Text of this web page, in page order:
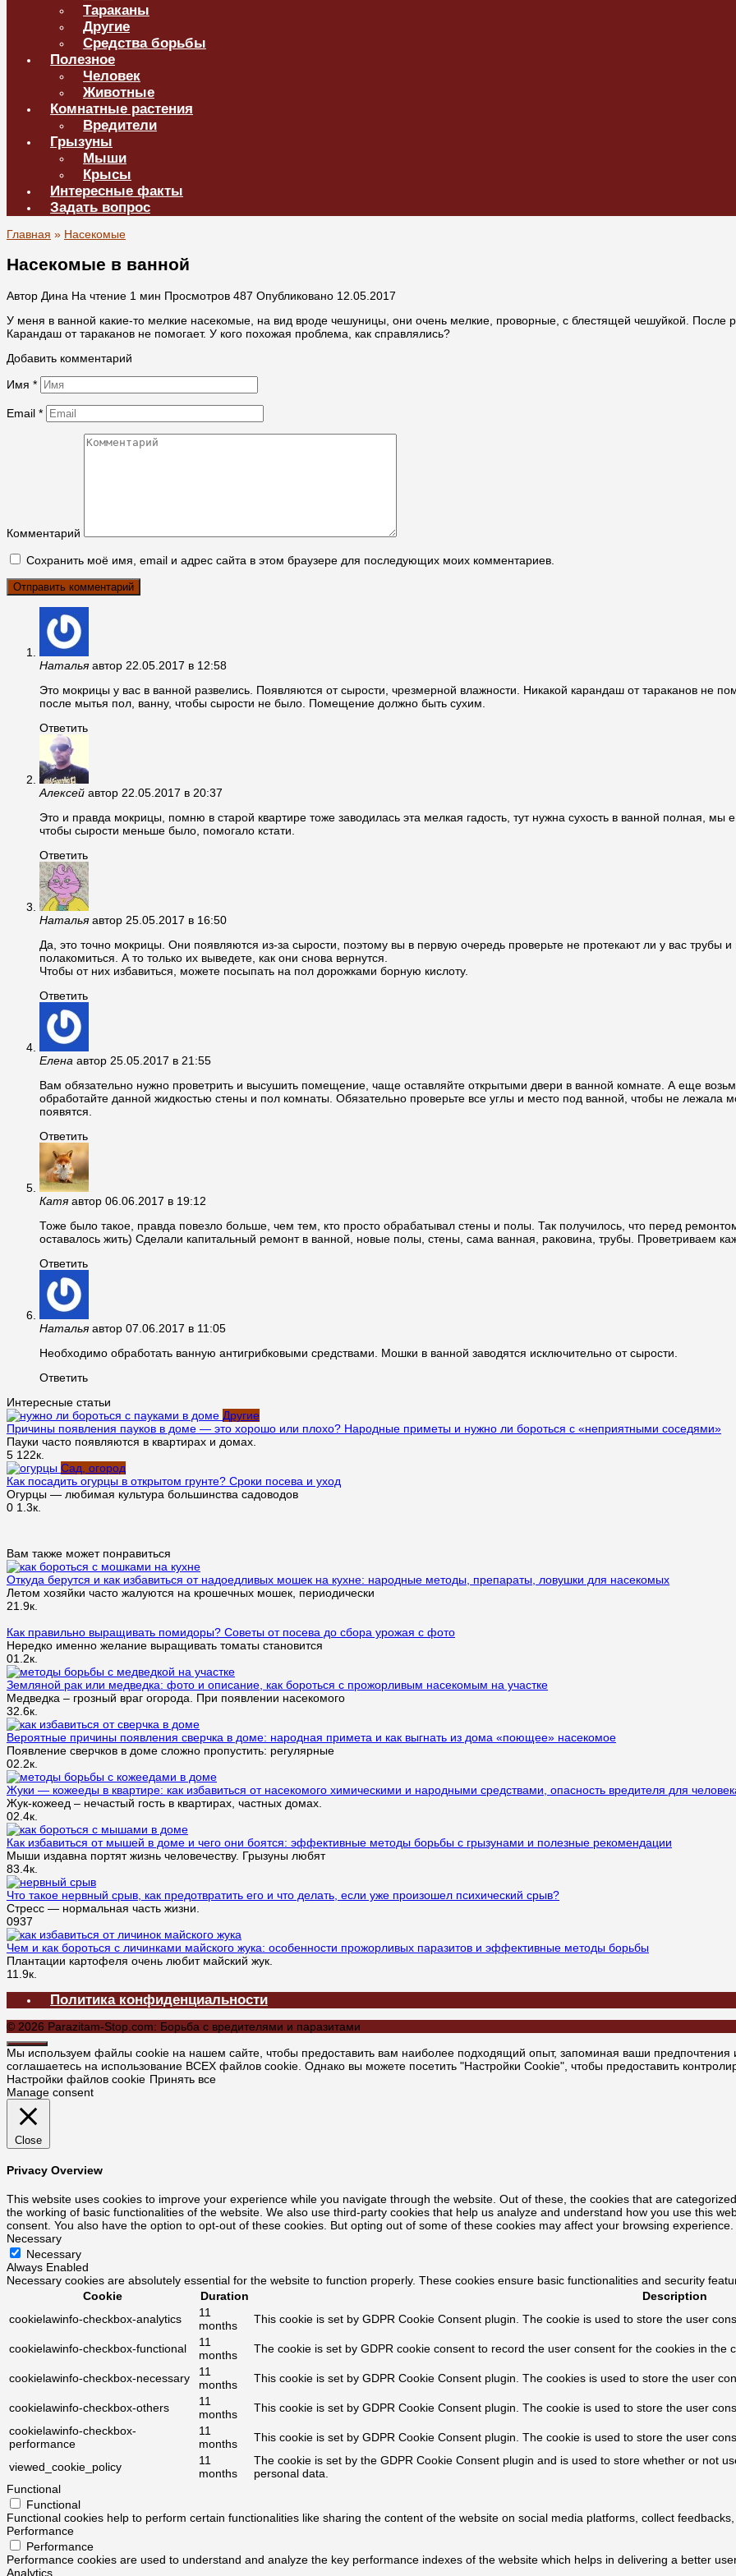
Тараканы
Другие
Средства борьбы
Полезное
Человек
Животные
Комнатные растения
Вредители
Грызуны
Мыши
Крысы
Интересные факты
Задать вопрос
Главная » Насекомые
Насекомые в ванной
Автор Дина На чтение 1 мин Просмотров 487 Опубликовано 12.05.2017
У меня в ванной какие-то мелкие насекомые, на вид вроде чешуницы, они очень мелкие, проворные, с блестящей чешуйкой. После
Карандаш от тараканов не помогает. У кого похожая проблема, как справлялись?
Добавить комментарий
Имя *
Email *
Комментарий
Сохранить моё имя, email и адрес сайта в этом браузере для последующих моих комментариев.
Наталья автор 22.05.2017 в 12:58
Это мокрицы у вас в ванной развелись. Появляются от сырости, чрезмерной влажности. Никакой карандаш от тараканов не
после мытья пол, ванну, чтобы сырости не было. Помещение должно быть сухим.
Ответить
Алексей автор 22.05.2017 в 20:37
Это и правда мокрицы, помню в старой квартире тоже заводилась эта мелкая гадость, тут нужна сухость в ванной полная,
чтобы сырости меньше было, помогало кстати.
Ответить
Наталья автор 25.05.2017 в 16:50
Да, это точно мокрицы. Они появляются из-за сырости, поэтому вы в первую очередь проверьте не протекают ли у вас трубы
полакомиться. А то только их выведете, как они снова вернутся.
Чтобы от них избавиться, можете посыпать на пол дорожками борную кислоту.
Ответить
Елена автор 25.05.2017 в 21:55
Вам обязательно нужно проветрить и высушить помещение, чаще оставляйте открытыми двери в ванной комнате. А еще
обработайте данной жидкостью стены и пол комнаты. Обязательно проверьте все углы и место под ванной, чтобы не
появятся.
Ответить
Катя автор 06.06.2017 в 19:12
Тоже было такое, правда повезло больше, чем тем, кто просто обрабатывал стены и полы. Так получилось, что перед
оставалось жить) Сделали капитальный ремонт в ванной, новые полы, стены, сама ванная, раковина, трубы. Проветриваем
Ответить
Наталья автор 07.06.2017 в 11:05
Необходимо обработать ванную антигрибковыми средствами. Мошки в ванной заводятся исключительно от сырости.
Ответить
Интересные статьи
Другие
Причины появления пауков в доме — это хорошо или плохо? Народные приметы и нужно ли бороться с «неприятными соседями»
Пауки часто появляются в квартирах и домах.
5 122к.
Сад, огород
Как посадить огурцы в открытом грунте? Сроки посева и уход
Огурцы — любимая культура большинства садоводов
0 1.3к.
Вам также может понравиться
Откуда берутся и как избавиться от надоедливых мошек на кухне: народные методы, препараты, ловушки для насекомых
Летом хозяйки часто жалуются на крошечных мошек, периодически
21.9к.
Как правильно выращивать помидоры? Советы от посева до сбора урожая с фото
Нередко именно желание выращивать томаты становится
01.2к.
Земляной рак или медведка: фото и описание, как бороться с прожорливым насекомым на участке
Медведка – грозный враг огорода. При появлении насекомого
32.6к.
Вероятные причины появления сверчка в доме: народная примета и как выгнать из дома «поющее» насекомое
Появление сверчков в доме сложно пропустить: регулярные
02.2к.
Жуки — кожееды в квартире: как избавиться от насекомого химическими и народными средствами, опасность вредителя для
Жук-кожеед – нечастый гость в квартирах, частных домах.
02.4к.
Как избавиться от мышей в доме и чего они боятся: эффективные методы борьбы с грызунами и полезные рекомендации
Мыши издавна портят жизнь человечеству. Грызуны любят
83.4к.
Что такое нервный срыв, как предотвратить его и что делать, если уже произошел психический срыв?
Стресс — нормальная часть жизни.
0937
Чем и как бороться с личинками майского жука: особенности прожорливых паразитов и эффективные методы борьбы
Плантации картофеля очень любит майский жук.
11.9к.
Политика конфиденциальности
© 2026 Parazitam-Stop.com: Борьба с вредителями и паразитами
Мы используем файлы cookie на нашем сайте, чтобы предоставить вам наиболее подходящий опыт, запоминая ваши
соглашаетесь на использование ВСЕХ файлов cookie. Однако вы можете посетить "Настройки Cookie", чтобы предоставить
Настройки файлов cookie Принять все
Manage consent
Close
Privacy Overview
This website uses cookies to improve your experience while you navigate through the website. Out of these, the cookies that are
the working of basic functionalities of the website. We also use third-party cookies that help us analyze and understand how you use this
consent. You also have the option to opt-out of these cookies. But opting out of some of these cookies may affect your browsing experience.
Necessary
Necessary
Always Enabled
Necessary cookies are absolutely essential for the website to function properly. These cookies ensure basic functionalities and security
Cookie
Duration
Description
cookielawinfo-checkbox-analytics
11
months
This cookie is set by GDPR Cookie Consent plugin. The cookie is used to store the user
cookielawinfo-checkbox-functional
11
months
The cookie is set by GDPR cookie consent to record the user consent for the cookies in the
cookielawinfo-checkbox-necessary
11
months
This cookie is set by GDPR Cookie Consent plugin. The cookies is used to store the user
cookielawinfo-checkbox-others
11
months
This cookie is set by GDPR Cookie Consent plugin. The cookie is used to store the user
cookielawinfo-checkbox-
performance
11
months
This cookie is set by GDPR Cookie Consent plugin. The cookie is used to store the user
viewed_cookie_policy
11
months
The cookie is set by the GDPR Cookie Consent plugin and is used to store whether or not
personal data.
Functional
Functional
Functional cookies help to perform certain functionalities like sharing the content of the website on social media platforms, collect
Performance
Performance
Performance cookies are used to understand and analyze the key performance indexes of the website which helps in delivering a better
Analytics